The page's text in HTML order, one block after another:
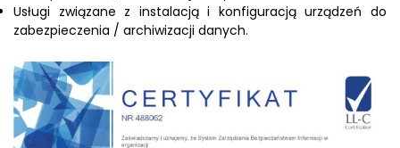
Usługi związane z instalacją i konfiguracją urządzeń do
zabezpieczenia / archiwizacji danych.